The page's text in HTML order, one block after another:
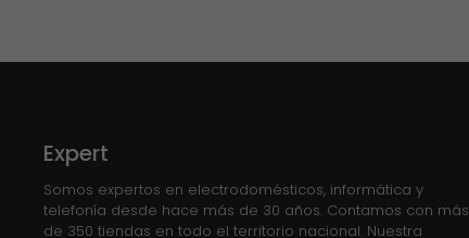
Expert
Somos expertos en electrodomésticos, informática y
telefonía desde hace más de 30 años. Contamos con más
de 350 tiendas en todo el territorio nacional. Nuestra